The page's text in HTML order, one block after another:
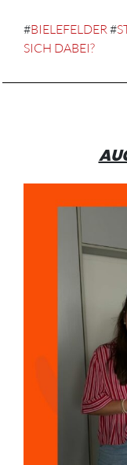
#BIELEFELDER #
SICH DABEI?